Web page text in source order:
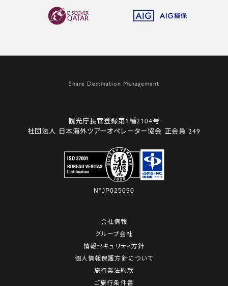
観光庁長官登録第1種2104号
社団法人 日本海外ツアーオペレーター協会 正会員 249
N°JP025090
会社情報
グループ会社
情報セキュリティ方針
個人情報保護方針について
旅行業法約款
ご旅行条件書